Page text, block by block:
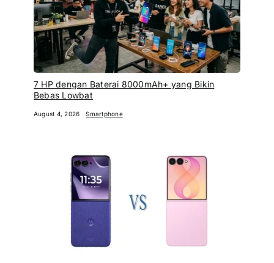
7 HP dengan Baterai 8000mAh+ yang Bikin
Bebas Lowbat
August 4, 2026 Smartphone